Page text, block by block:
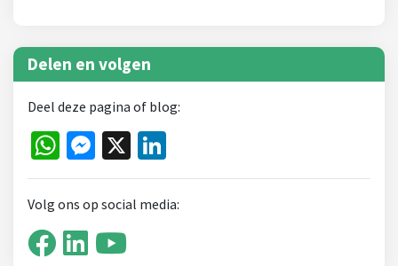
Delen en volgen
Deel deze pagina of blog:
WhatsApp
Messenger
X
Volg ons op social media: